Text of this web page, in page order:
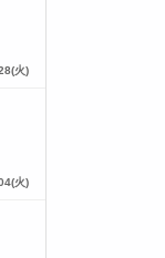
火)
火)